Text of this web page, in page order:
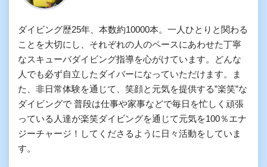
ダイビング歴25年、本数約10000本。一人ひとりと関わる
ことを大切にし、それぞれの人のペースにあわせた丁寧
なスキューバダイビング指導を心がけています。どんな
人でも必ず自立したダイバーになっていただけます。ま
た、非日常体験を通じて、笑顔と元気を提供する”楽笑”な
ダイビングで 普段は仕事や家事などで毎日を忙しく頑張
っている人達が楽笑ダイビングを通じて元気を100％エナ
ジーチャージ！してくださるように日々活動をしていま
す。